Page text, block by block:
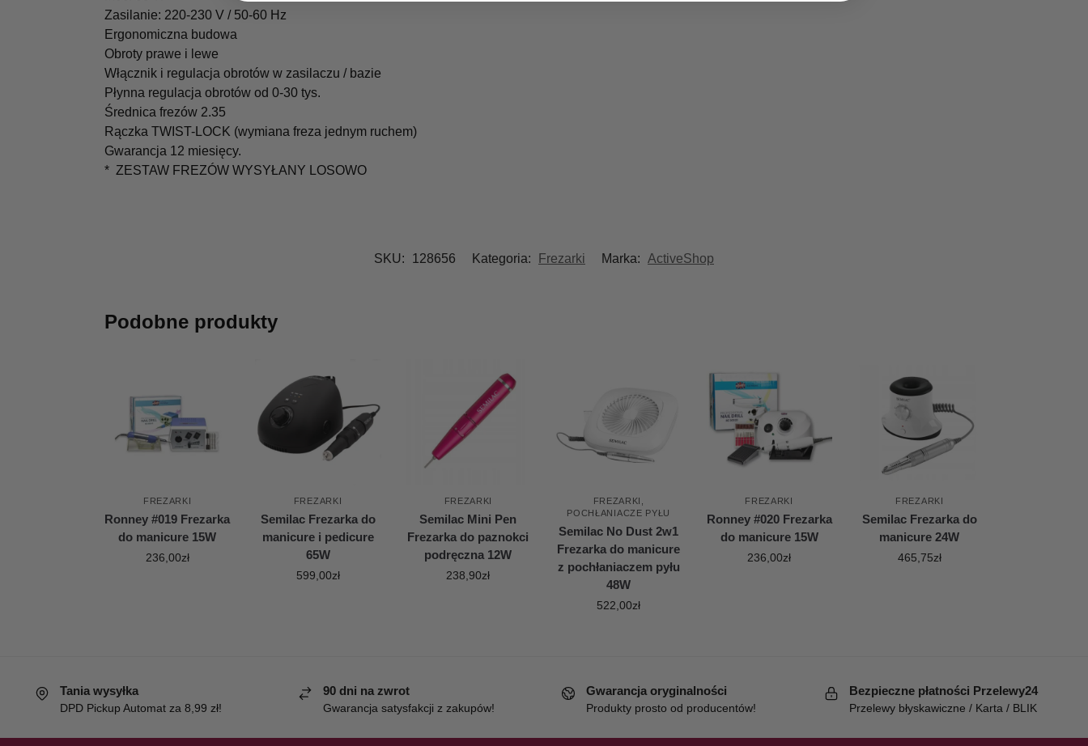
Zasilanie: 220-230 V / 50-60 Hz
Ergonomiczna budowa
Obroty prawe i lewe
Włącznik i regulacja obrotów w zasilaczu / bazie
Płynna regulacja obrotów od 0-30 tys.
Średnica frezów 2.35
Rączka TWIST-LOCK (wymiana freza jednym ruchem)
Gwarancja 12 miesięcy.
* ZESTAW FREZÓW WYSYŁANY LOSOWO
SKU: 128656 Kategoria: Frezarki Marka: ActiveShop
Podobne produkty
FREZARKI
Ronney #019 Frezarka
do manicure 15W
236,00zł
FREZARKI
Semilac Frezarka do
manicure i pedicure
65W
599,00zł
FREZARKI
Semilac Mini Pen
Frezarka do paznokci
podręczna 12W
238,90zł
FREZARKI
POCHŁANIACZE PYŁU
Semilac No Dust 2w1
Frezarka do manicure
z pochłaniaczem pyłu
48W
522,00zł
FREZARKI
Ronney #020 Frezarka
do manicure 15W
236,00zł
FREZARKI
Semilac Frezarka do
manicure 24W
465,75zł
Tania wysyłka
DPD Pickup Automat za 8,99 zł!
90 dni na zwrot
Gwarancja satysfakcji z zakupów!
Gwarancja oryginalności
Produkty prosto od producentów!
Bezpieczne płatności Przelewy24
Przelewy błyskawiczne / Karta / BLIK